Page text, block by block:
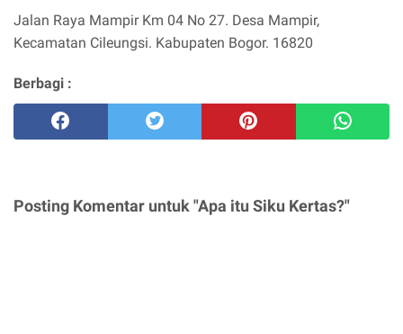
Jalan Raya Mampir Km 04 No 27. Desa Mampir,
Kecamatan Cileungsi. Kabupaten Bogor. 16820
Berbagi :
Posting Komentar untuk "Apa itu Siku Kertas?"